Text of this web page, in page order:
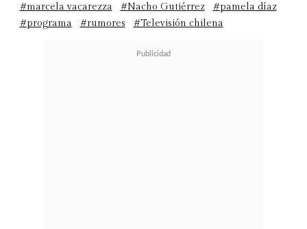
#marcela vacarezza
#Nacho Gutiérrez
#pamela díaz
#programa
#rumores #Televisión chilena